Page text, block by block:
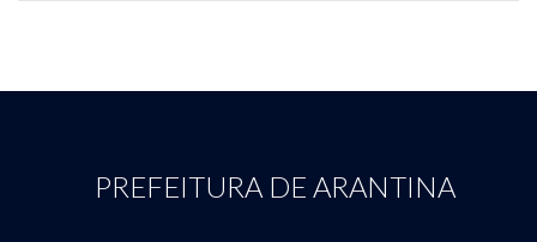
PREFEITURA DE ARANTINA